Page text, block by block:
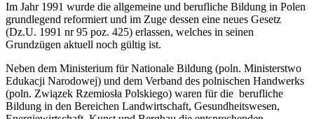
Im Jahr 1991 wurde die allgemeine und berufliche Bildung in Polen
grundlegend reformiert und im Zuge dessen eine neues Gesetz
(Dz.U. 1991 nr 95 poz. 425) erlassen, welches in seinen
Grundzügen aktuell noch gültig ist.
Neben dem Ministerium für Nationale Bildung (poln. Ministerstwo
Edukacji Narodowej) und dem Verband des polnischen Handwerks
(poln. Związek Rzemiosła Polskiego) waren für die berufliche
Bildung in den Bereichen Landwirtschaft, Gesundheitswesen,